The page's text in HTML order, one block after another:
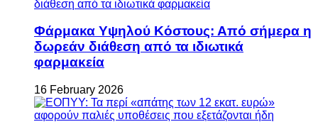
Φάρμακα Υψηλού Κόστους: Από σήμερα η
δωρεάν διάθεση από τα ιδιωτικά
φαρμακεία
16 February 2026